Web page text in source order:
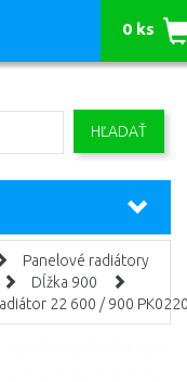
HĽADAŤ
0 ks
Panelové radiátory
Dĺžka 900
22 600 / 900